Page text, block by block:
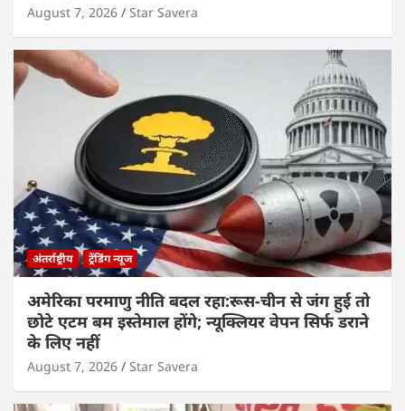
August 7, 2026 Star Savera
अंतर्राष्ट्रीय ट्रेंडिंग न्यूज
अमेरिका परमाणु नीति बदल रहा:रूस-चीन से जंग हुई तो
छोटे एटम बम इस्तेमाल होंगे; न्यूक्लियर वेपन सिर्फ डराने
के लिए नहीं
August 7, 2026 Star Savera